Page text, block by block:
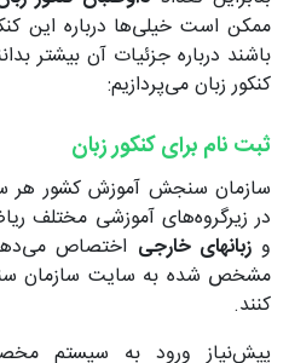
ممکن است خیلی‌ها درباره این
باشند درباره جزئیات آن بیشتر
کنکور زبان می‌پردازیم:
ثبت نام برای کنکور زبان
سازمان سنجش آموزش کشور هر
در زیرگروه‌های آموزشی مختلف
وزبانهای خارجی اختصاص
مشخص شده به سایت سازمان
کنند.
پیش‌نیاز ورود به سیستم